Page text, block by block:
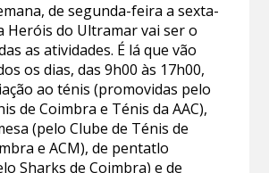
de segunda-feira a sexta-
Heróis do Ultramar vai ser o
as atividades. É lá que vão
os dias, das 9h00 às 17h00,
ao ténis (promovidas pelo
de Coimbra e Ténis da AAC),
(pelo Clube de Ténis de
e ACM), de pentatlo
Sharks de Coimbra) e de